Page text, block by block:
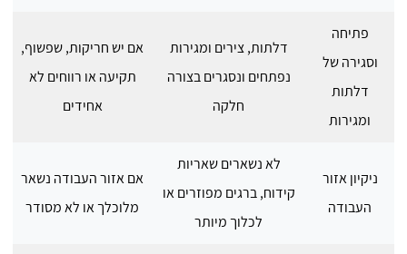
פתיחה
וסגירה של
דלתות
ומגירות
דלתות, צירים ומגירות
נפתחים ונסגרים בצורה
חלקה
אם יש חריקות, שפשוף,
תקיעה או רווחים לא
אחידים
ניקיון אזור
העבודה
לא נשארים שאריות
קידוח, ברגים מפוזרים או
לכלוך מיותר
אם אזור העבודה נשאר
מלוכלך או לא מסודר